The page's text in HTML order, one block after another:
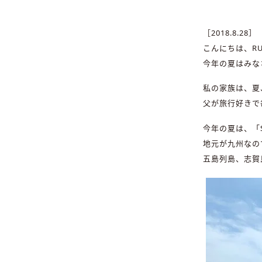
［2018.8.28］
こんにちは、
今年の夏はみ
私の家族は、
父が旅行好き
今年の夏は、
地元が九州な
五島列島、志